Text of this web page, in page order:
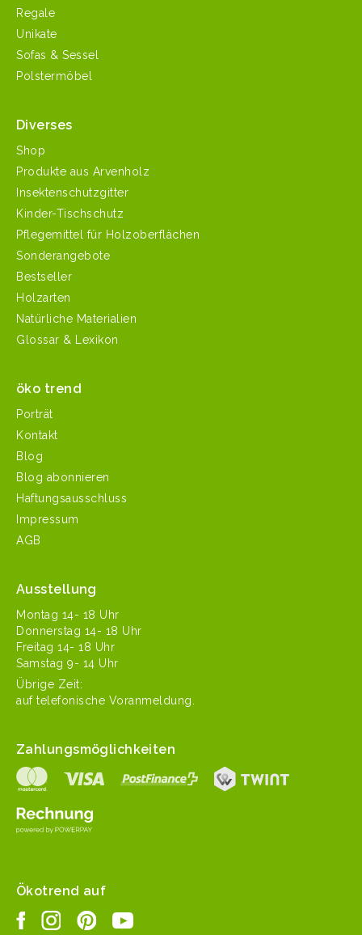
Regale
Unikate
Sofas & Sessel
Polstermöbel
Diverses
Shop
Produkte aus Arvenholz
Insektenschutzgitter
Kinder-Tischschutz
Pflegemittel für Holzoberflächen
Sonderangebote
Bestseller
Holzarten
Natürliche Materialien
Glossar & Lexikon
öko trend
Porträt
Kontakt
Blog
Blog abonnieren
Haftungsausschluss
Impressum
AGB
Ausstellung
Mon­tag 14- 18 Uhr
Don­ner­stag 14- 18 Uhr
Fre­itag 14- 18 Uhr
Sam­stag 9- 14 Uhr
Übrige Zeit:
auf tele­fonis­che Voranmeldung.
Zahlungsmöglichkeiten
Ökotrend auf